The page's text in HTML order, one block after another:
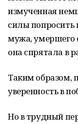
измученная
силы попросить
мужа, умершего
она спрятала в
Таким образом,
уверенность в
Но в трудный